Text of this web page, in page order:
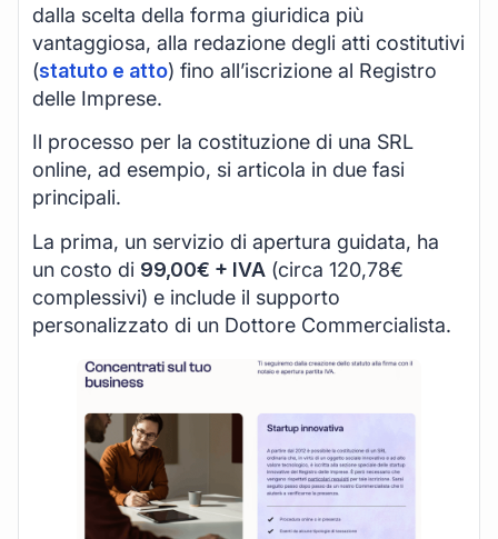
dalla scelta della forma giuridica più
vantaggiosa, alla redazione degli atti costitutivi
(statuto e atto) fino all’iscrizione al Registro
delle Imprese.
Il processo per la costituzione di una SRL
online, ad esempio, si articola in due fasi
principali.
La prima, un servizio di apertura guidata, ha
un costo di 99,00€ + IVA (circa 120,78€
complessivi) e include il supporto
personalizzato di un Dottore Commercialista.